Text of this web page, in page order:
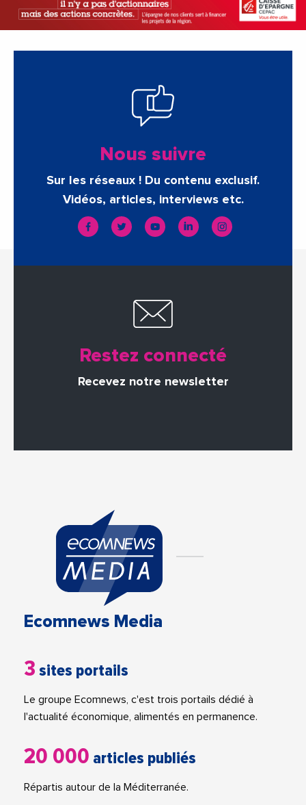
Nous suivre
Sur les réseaux ! Du contenu exclusif.
Vidéos, articles, interviews etc.
Restez connecté
Recevez notre newsletter
Ecomnews Media
3 sites portails
Le groupe Ecomnews, c'est trois portails dédié à
l'actualité économique, alimentés en permanence.
20 000 articles publiés
Répartis autour de la Méditerranée.